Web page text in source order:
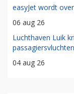
easyJet wordt
06 aug 26
Luchthaven Luik
04 aug 26